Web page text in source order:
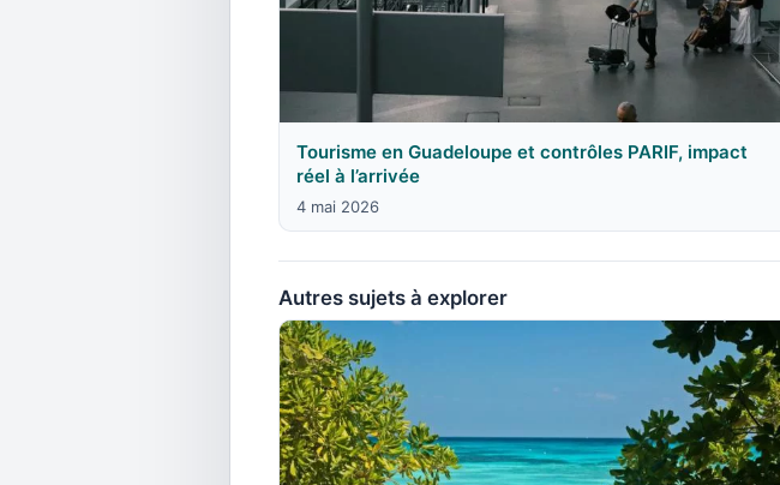
Tourisme en Guadeloupe et contrôles PARIF, impact
réel à l’arrivée
4 mai 2026
Autres sujets à explorer